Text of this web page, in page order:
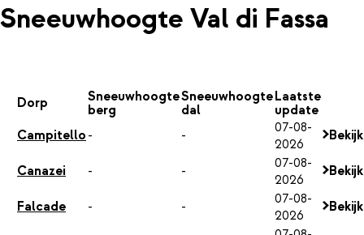
Sneeuwhoogte Val di Fassa
Dorp
Sneeuwhoogte
berg
Sneeuwhoogte
dal
Laatste
update
Campitello - -
07-08-
2026
Canazei - -
07-08-
2026
Falcade - -
07-08-
2026